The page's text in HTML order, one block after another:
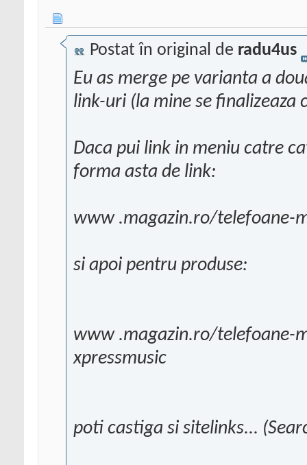
Postat în original de radu4us
Eu as merge pe varianta a
link-uri (la mine se finalizeaza
Daca pui link in meniu catre
forma asta de link:
www .magazin.ro/telefoane-
si apoi pentru produse:
www .magazin.ro/telefoane-
xpressmusic
poti castiga si sitelinks...